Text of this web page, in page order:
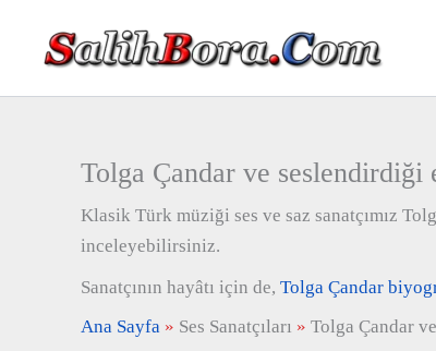
Tolga Çandar ve seslendirdiği
Klasik Türk müziği ses ve saz sanatçımız
inceleyebilirsiniz.
Sanatçının hayâtı için de, Tolga Çandar
Ana Sayfa » Ses Sanatçıları » Tolga Çandar